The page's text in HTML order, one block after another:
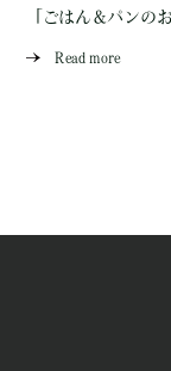
「ごはん＆パンの
Read more